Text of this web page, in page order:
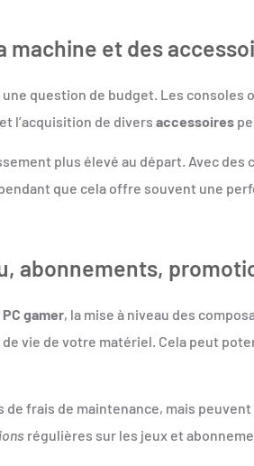
machine et des
question de budget. Les
l’acquisition de divers accessoires
plus élevé au départ. Avec des
que cela offre souvent une
abonnements,
PC gamer, la mise à niveau des
vie de votre matériel. Cela peut
frais de maintenance, mais
régulières sur les jeux et